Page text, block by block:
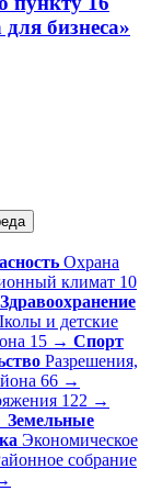
бизнеса»
Охрана
климат 10
Здравоохранение
и детские
15 → Спорт
Разрешения,
66 →
122 →
Земельные
Экономическое
собрание